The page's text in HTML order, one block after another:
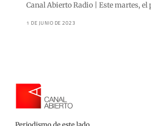
Canal Abierto Radio | Este martes,
1 DE JUNIO DE 2023